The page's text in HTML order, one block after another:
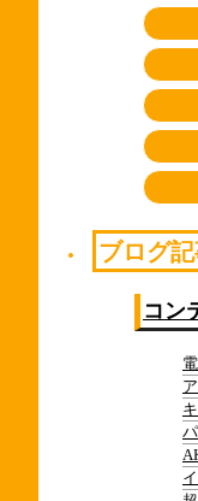
ブログ
コン